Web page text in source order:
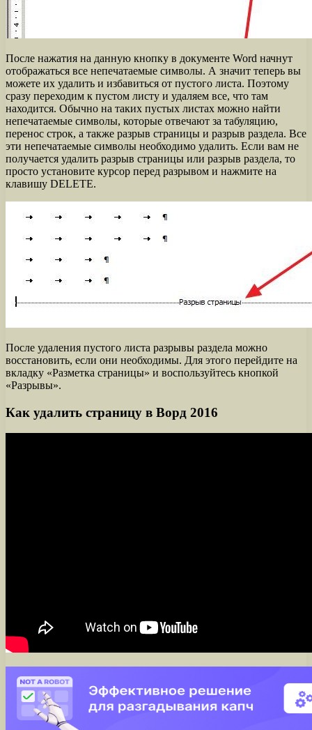
После нажатия на данную кнопку в документе Word начнут
отображаться все непечатаемые символы. А значит теперь вы
можете их удалить и избавиться от пустого листа. Поэтому
сразу переходим к пустом листу и удаляем все, что там
находится. Обычно на таких пустых листах можно найти
непечатаемые символы, которые отвечают за табуляцию,
перенос строк, а также разрыв страницы и разрыв раздела. Все
эти непечатаемые символы необходимо удалить. Если вам не
получается удалить разрыв страницы или разрыв раздела, то
просто установите курсор перед разрывом и нажмите на
клавишу DELETE.
После удаления пустого листа разрывы раздела можно
восстановить, если они необходимы. Для этого перейдите на
вкладку «Разметка страницы» и воспользуйтесь кнопкой
«Разрывы».
Как удалить страницу в Ворд 2016